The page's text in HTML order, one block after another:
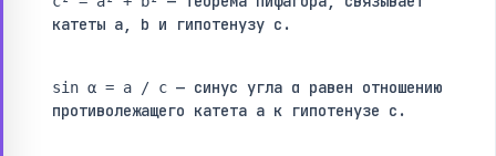
катеты a, b и гипотенузу c.
sin α = a / c — синус угла α равен отношению
противолежащего катета a к гипотенузе c.